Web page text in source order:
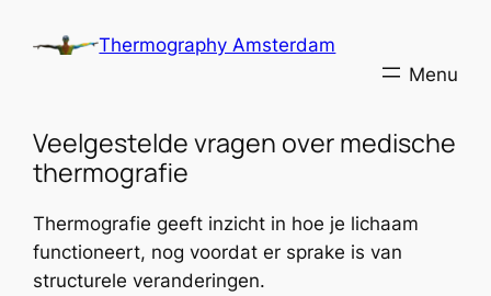
Thermography Amsterdam
Veelgestelde vragen over medische
thermografie
Thermografie geeft inzicht in hoe je lichaam
functioneert, nog voordat er sprake is van
structurele veranderingen.